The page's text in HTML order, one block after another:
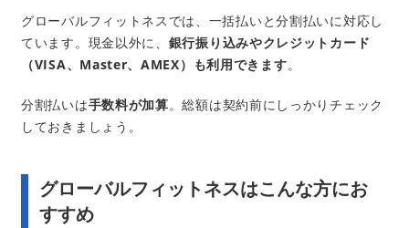
グローバルフィットネスでは、一括払いと分割払いに対応し
ています。現金以外に、 銀行振り込みやクレジットカード
（VISA、Master、AMEX）も利用できます。
分割払いは手数料が加算。総額は契約前にしっかりチェック
しておきましょう。
グローバルフィットネスはこんな方にお
すすめ